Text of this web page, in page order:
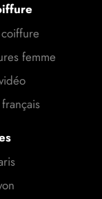
femme